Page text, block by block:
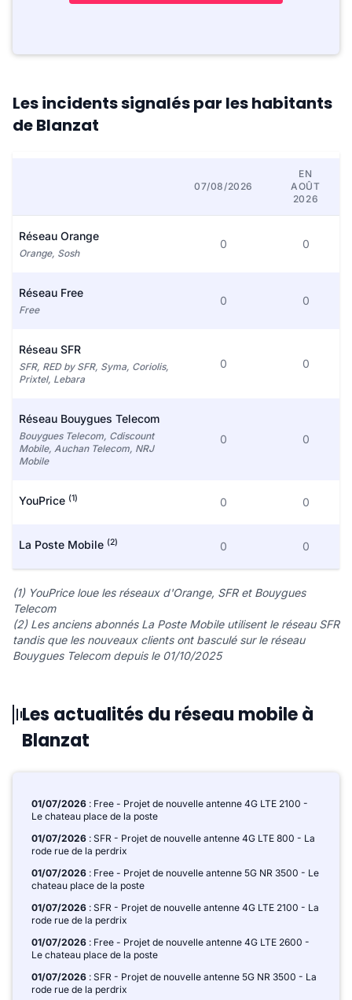
Les incidents signalés par les habitants
de Blanzat
07/08/2026
EN
AOÛT
2026
Réseau Orange
Orange, Sosh
0 0
Réseau Free
Free
0 0
Réseau SFR
SFR, RED by SFR, Syma, Coriolis,
Prixtel, Lebara
0 0
Réseau Bouygues Telecom
Bouygues Telecom, Cdiscount
Mobile, Auchan Telecom, NRJ
Mobile
0 0
YouPrice (1) 0 0
La Poste Mobile (2) 0 0
(1) YouPrice loue les réseaux d'Orange, SFR et Bouygues
Telecom
(2) Les anciens abonnés La Poste Mobile utilisent le réseau SFR
tandis que les nouveaux clients ont basculé sur le réseau
Bouygues Telecom depuis le 01/10/2025
Les actualités du réseau mobile à
Blanzat
01/07/2026 : Free - Projet de nouvelle antenne 4G LTE 2100 -
Le chateau place de la poste
01/07/2026 : SFR - Projet de nouvelle antenne 4G LTE 800 - La
rode rue de la perdrix
01/07/2026 : Free - Projet de nouvelle antenne 5G NR 3500 - Le
chateau place de la poste
01/07/2026 : SFR - Projet de nouvelle antenne 4G LTE 2100 - La
rode rue de la perdrix
01/07/2026 : Free - Projet de nouvelle antenne 4G LTE 2600 -
Le chateau place de la poste
01/07/2026 : SFR - Projet de nouvelle antenne 5G NR 3500 - La
rode rue de la perdrix